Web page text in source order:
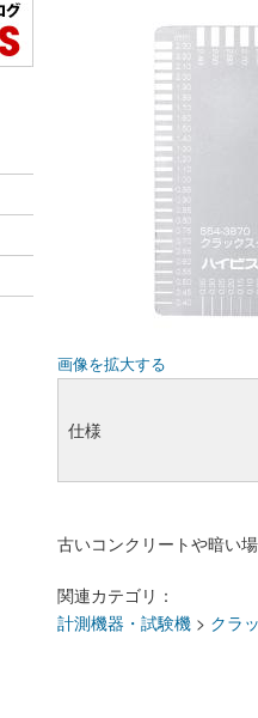
画像を拡大する
仕様
古いコンクリートや暗い
関連カテゴリ：
計測機器・試験機 > クラ